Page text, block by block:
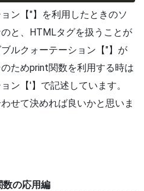
ン【"】を利用したときのソ
と、HTMLタグを扱うことが
ルクォーテーション【"】が
ためprint関数を利用する時は
ン【'】で記述しています。
せて決めれば良いかと思いま
の応用編